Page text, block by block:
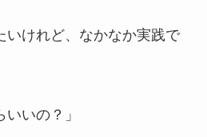
いけれど、なかなか実践で
いいの？」